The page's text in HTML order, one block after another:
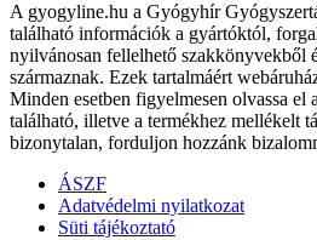
A gyogyline.hu a Gyógyhír
található információk a gyártóktól,
nyilvánosan fellelhető szakkönyvekből
származnak. Ezek tartalmáért
Minden esetben figyelmesen olvassa el
található, illetve a termékhez mellékelt
bizonytalan, forduljon hozzánk
ÁSZF
Adatvédelmi nyilatkozat
Süti tájékoztató